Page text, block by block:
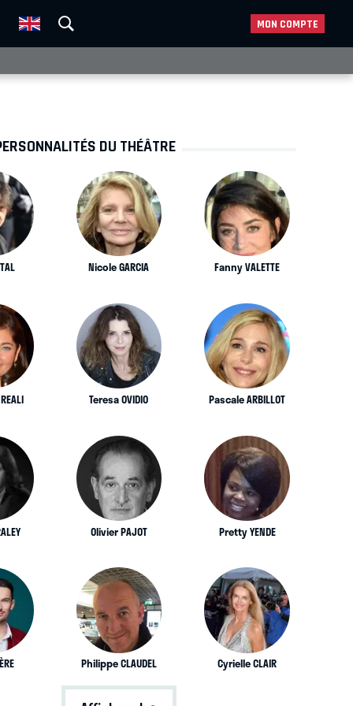
MON COMPTE
DU THÉÂTRE
Nicole GARCIA Fanny VALETTE
Teresa OVIDIO Pascale ARBILLOT
Olivier PAJOT Pretty YENDE
Philippe CLAUDEL Cyrielle CLAIR